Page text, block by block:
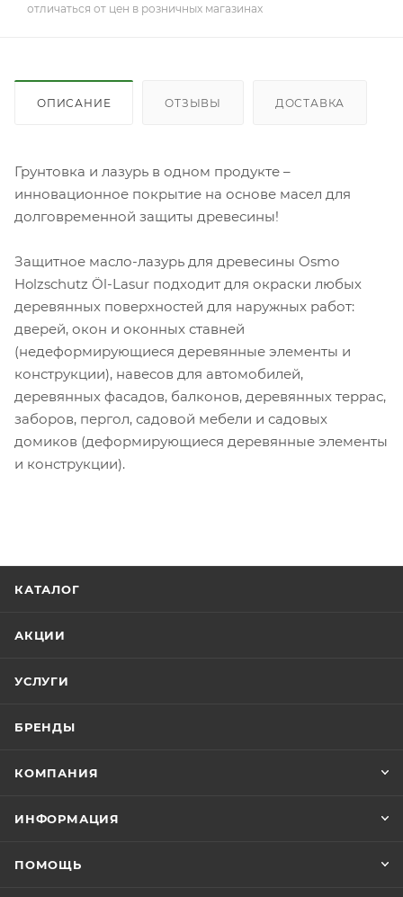
отличаться от цен в розничных магазинах
ОПИСАНИЕ ОТЗЫВЫ ДОСТАВКА
Грунтовка и лазурь в одном продукте –
инновационное покрытие на основе масел для
долговременной защиты древесины!
Защитное масло-лазурь для древесины Osmo
Holzschutz Öl-Lasur подходит для окраски любых
деревянных поверхностей для наружных работ:
дверей, окон и оконных ставней
(недеформирующиеся деревянные элементы и
конструкции), навесов для автомобилей,
деревянных фасадов, балконов, деревянных террас,
заборов, пергол, садовой мебели и садовых
домиков (деформирующиеся деревянные элементы
и конструкции).
КАТАЛОГ
АКЦИИ
УСЛУГИ
БРЕНДЫ
КОМПАНИЯ
ИНФОРМАЦИЯ
ПОМОЩЬ